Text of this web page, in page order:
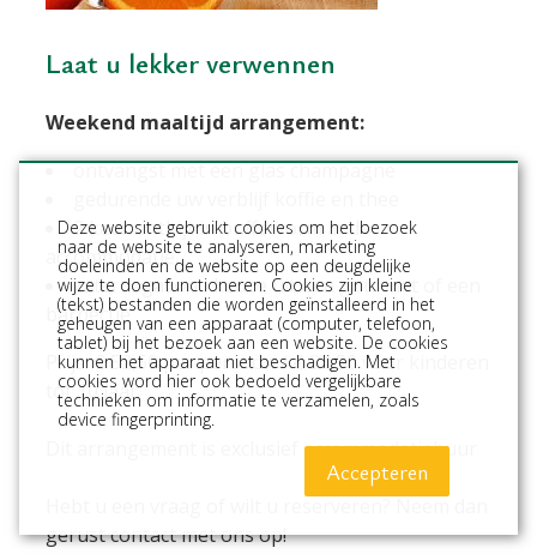
Laat u lekker verwennen
Weekend maaltijd arrangement:
ontvangst met een glas champagne
2 keer ontbijt in buffetvorm in de
accommodatie
zaterdagavond keuze uit een gourmet of een
barbecue
Prijs: € 52,50 per persoon / € 34,50 voor kinderen
tot 10 jaar
Dit arrangement is exclusief accommodatiehuur
gerust contact met ons op!
Deze website gebruikt cookies om het bezoek
naar de website te analyseren, marketing
doeleinden en de website op een deugdelijke
wijze te doen functioneren. Cookies zijn kleine
(tekst) bestanden die worden geïnstalleerd in het
geheugen van een apparaat (computer, telefoon,
tablet) bij het bezoek aan een website. De cookies
kunnen het apparaat niet beschadigen. Met
cookies word hier ook bedoeld vergelijkbare
technieken om informatie te verzamelen, zoals
device fingerprinting.
Accepteren